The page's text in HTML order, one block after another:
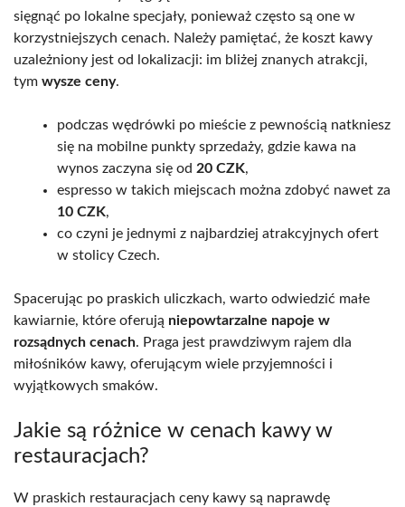
sięgnąć po lokalne specjały, ponieważ często są one w
korzystniejszych cenach. Należy pamiętać, że koszt kawy
uzależniony jest od lokalizacji: im bliżej znanych atrakcji,
tym wysze ceny.
podczas wędrówki po mieście z pewnością natkniesz
się na mobilne punkty sprzedaży, gdzie kawa na
wynos zaczyna się od 20 CZK,
espresso w takich miejscach można zdobyć nawet za
10 CZK,
co czyni je jednymi z najbardziej atrakcyjnych ofert
w stolicy Czech.
Spacerując po praskich uliczkach, warto odwiedzić małe
kawiarnie, które oferują niepowtarzalne napoje w
rozsądnych cenach. Praga jest prawdziwym rajem dla
miłośników kawy, oferującym wiele przyjemności i
wyjątkowych smaków.
Jakie są różnice w cenach kawy w
restauracjach?
W praskich restauracjach ceny kawy są naprawdę